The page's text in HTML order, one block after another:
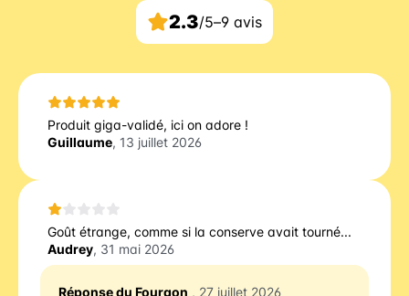
2.3/5–9 avis
Produit giga-validé, ici on adore !
Guillaume, 13 juillet 2026
Goût étrange, comme si la conserve avait tourné...
Audrey, 31 mai 2026
Réponse du Fourgon , 27 juillet 2026